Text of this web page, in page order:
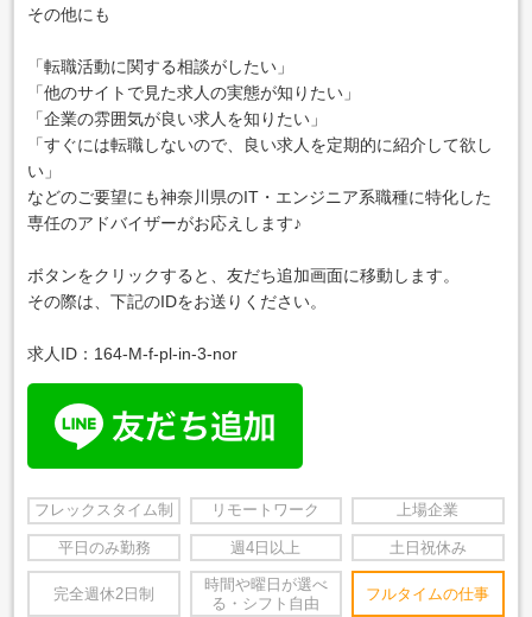
その他にも
「転職活動に関する相談がしたい」
「他のサイトで見た求人の実態が知りたい」
「企業の雰囲気が良い求人を知りたい」
「すぐには転職しないので、良い求人を定期的に紹介して欲し
い」
などのご要望にも神奈川県のIT・エンジニア系職種に特化した
専任のアドバイザーがお応えします♪
ボタンをクリックすると、友だち追加画面に移動します。
その際は、下記のIDをお送りください。
求人ID：164-M-f-pl-in-3-nor
フレックスタイム制 リモートワーク 上場企業
平日のみ勤務 週4日以上 土日祝休み
完全週休2日制
時間や曜日が選べ
る・シフト自由
フルタイムの仕事